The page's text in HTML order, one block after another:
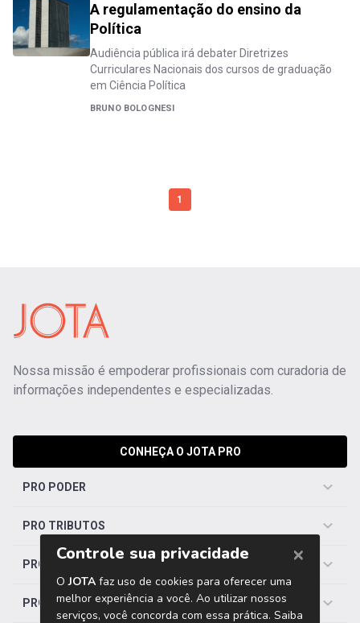
A regulamentação do ensino da
Política
Audiência pública irá debater Diretrizes
Curriculares Nacionais dos cursos de graduação
em Ciência Política
BRUNO BOLOGNESI
1
Nossa missão é empoderar profissionais com curadoria de
informações independentes e especializadas.
CONHEÇA O JOTA PRO
PRO PODER
PRO TRIBUTOS
PRO TRABALHISTA
PRO SAÚDE